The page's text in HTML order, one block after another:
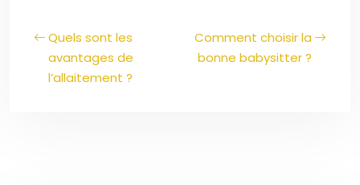
Quels sont les
avantages de
l’allaitement ?
Comment choisir la
bonne babysitter ?